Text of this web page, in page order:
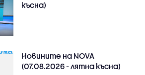
късна)
Новините на NOVA
(07.08.2026 - лятна късна)